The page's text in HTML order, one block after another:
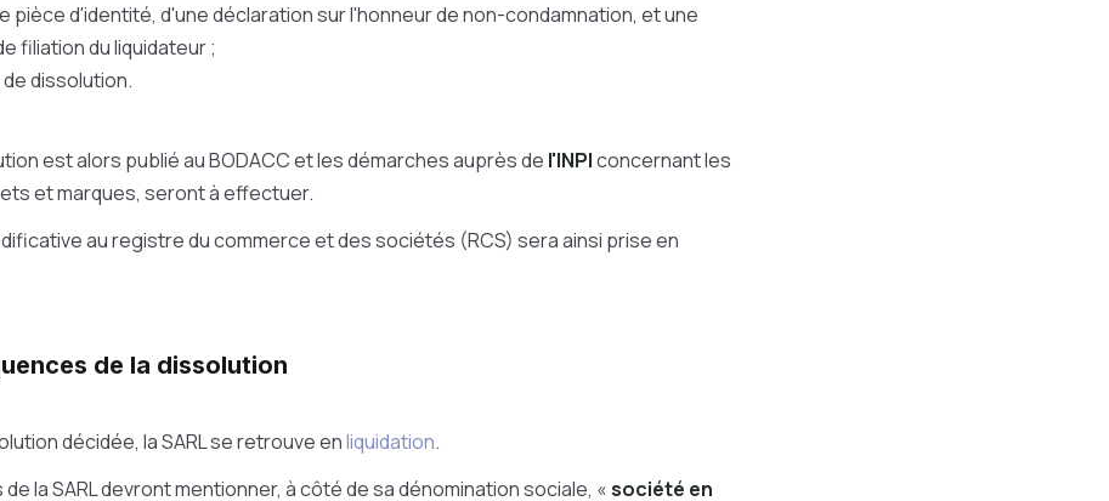
pièce d'identité, d'une déclaration sur l'honneur de non-condamnation, et une
filiation du liquidateur ;
dissolution.
est alors publié au BODACC et les démarches auprès de l'INPIconcernant les
et marques, seront à effectuer.
au registre du commerce et des sociétés (RCS) sera ainsi prise en
de la dissolution
décidée, la SARL se retrouve enliquidation.
la SARL devront mentionner, à côté de sa dénomination sociale, «société en